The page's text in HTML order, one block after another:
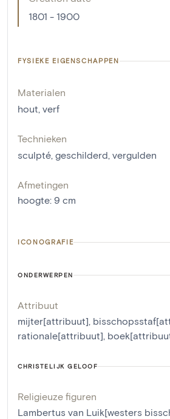
1801 - 1900
FYSIEKE EIGENSCHAPPEN
Materialen
hout, verf
Technieken
sculpté, geschilderd, vergulden
Afmetingen
hoogte: 9 cm
ICONOGRAFIE
ONDERWERPEN
Attribuut
mijter[attribuut],
rationale[attribuut],
CHRISTELIJK GELOOF
Religieuze figuren
Lambertus van Luik[westers